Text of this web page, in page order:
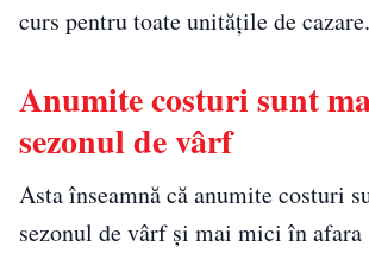
curs pentru toate unitățile de cazare.
Anumite costuri sunt
sezonul de vârf
Asta înseamnă că anumite costuri
sezonul de vârf și mai mici în afara